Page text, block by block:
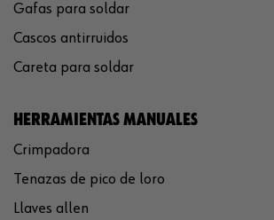
Gafas para soldar
Cascos antirruidos
Careta para soldar
HERRAMIENTAS MANUALES
Crimpadora
Tenazas de pico de loro
Llaves allen